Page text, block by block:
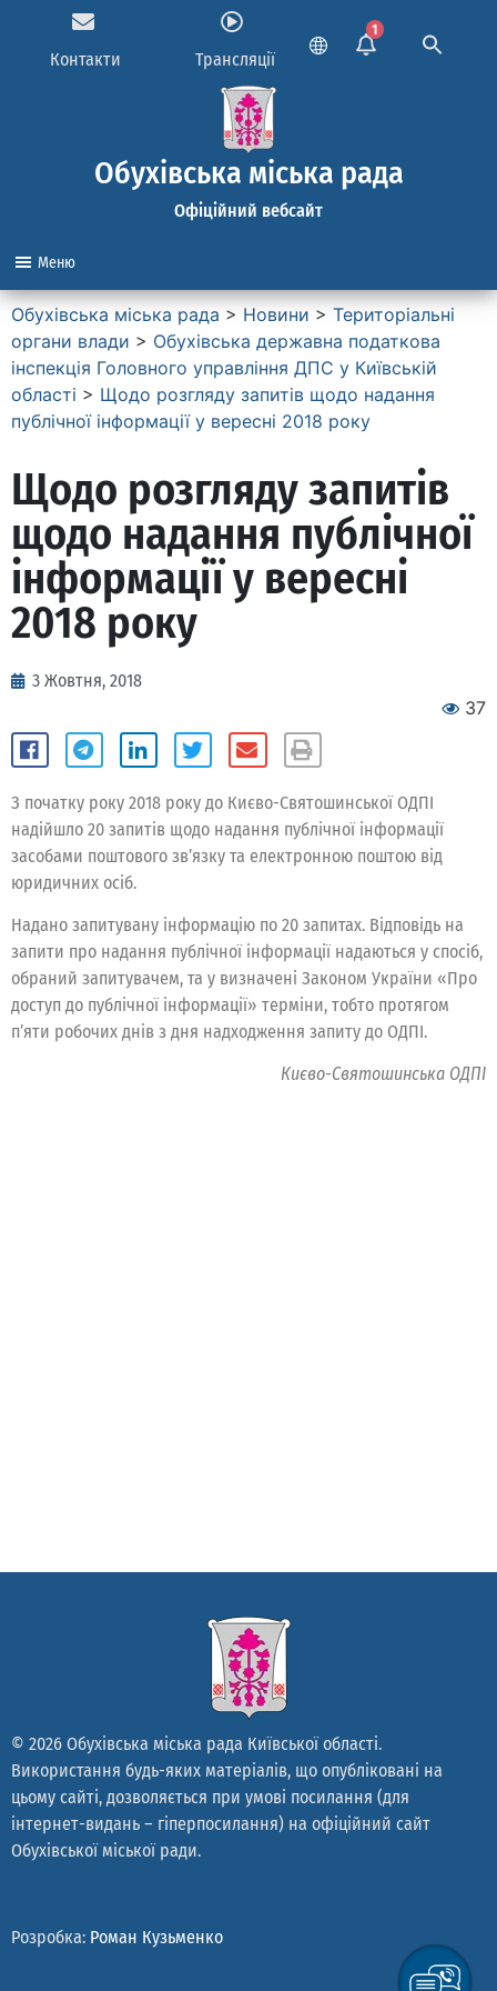
Контакти Трансляції
1
Обухівська міська рада
Офіційний вебсайт
Меню
Обухівська міська рада > Новини > Територіальні
органи влади > Обухівська державна податкова
інспекція Головного управління ДПС у Київській
області > Щодо розгляду запитів щодо надання
публічної інформації у вересні 2018 року
Щодо розгляду запитів
щодо надання публічної
інформації у вересні
2018 року
3 Жовтня, 2018
37
З початку року 2018 року до Києво-Святошинської ОДПІ
надійшло 20 запитів щодо надання публічної інформації
засобами поштового зв’язку та електронною поштою від
юридичних осіб.
Надано запитувану інформацію по 20 запитах. Відповідь на
запити про надання публічної інформації надаються у спосіб,
обраний запитувачем, та у визначені Законом України «Про
доступ до публічної інформації» терміни, тобто протягом
п’яти робочих днів з дня надходження запиту до ОДПІ.
Києво-Святошинська ОДПІ
© 2026 Обухівська міська рада Київської області.
Використання будь-яких матеріалів, що опубліковані на
цьому сайті, дозволяється при умові посилання (для
інтернет-видань – гіперпосилання) на офіційний сайт
Обухівської міської ради.
Розробка: Роман Кузьменко